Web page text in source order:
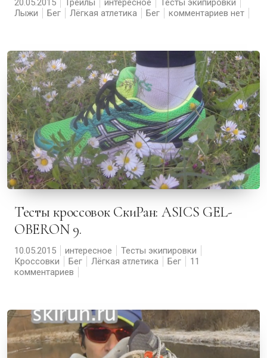
20.05.2015 Трейлы интересное
Тесты экипировки
Лыжи
Бег Лёгкая атлетика Бег комментариев нет
Тесты кроссовок СкиРан: ASICS GEL-
OBERON 9.
10.05.2015 интересное
Тесты экипировки
Кроссовки
Бег Лёгкая атлетика Бег
11
комментариев